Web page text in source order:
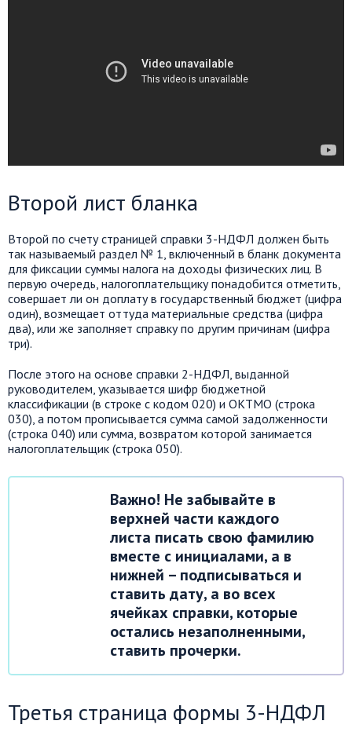
Второй лист бланка
Второй по счету страницей справки 3-НДФЛ должен быть
так называемый раздел № 1, включенный в бланк документа
для фиксации суммы налога на доходы физических лиц. В
первую очередь, налогоплательщику понадобится отметить,
совершает ли он доплату в государственный бюджет (цифра
один), возмещает оттуда материальные средства (цифра
два), или же заполняет справку по другим причинам (цифра
три).
После этого на основе справки 2-НДФЛ, выданной
руководителем, указывается шифр бюджетной
классификации (в строке с кодом 020) и ОКТМО (строка
030), а потом прописывается сумма самой задолженности
(строка 040) или сумма, возвратом которой занимается
налогоплательщик (строка 050).
Важно! Не забывайте в
верхней части каждого
листа писать свою фамилию
вместе с инициалами, а в
нижней – подписываться и
ставить дату, а во всех
ячейках справки, которые
остались незаполненными,
ставить прочерки.
Третья страница формы 3-НДФЛ